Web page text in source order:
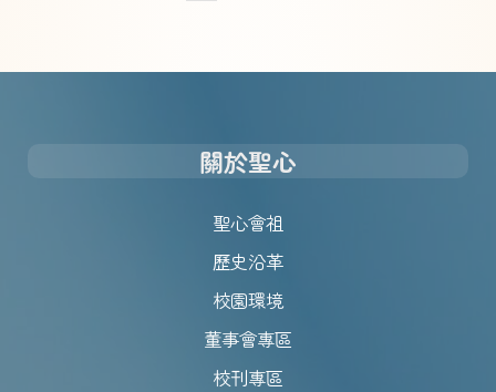
關於聖心
聖心會祖
歷史沿革
校園環境
董事會專區
校刊專區